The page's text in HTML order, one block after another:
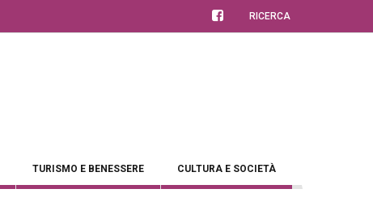
RICERCA
TURISMO E BENESSERE CULTURA E SOCIETÀ